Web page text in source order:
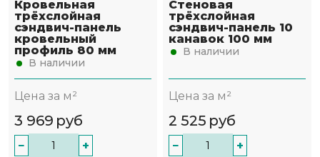
Кровельная
трёхслойная
сэндвич-панель
кровельный
профиль 80 мм
В наличии
Цена за м²
3 969 руб
− +
Стеновая
трёхслойная
сэндвич-панель 10
канавок 100 мм
В наличии
Цена за м²
2 525 руб
− +